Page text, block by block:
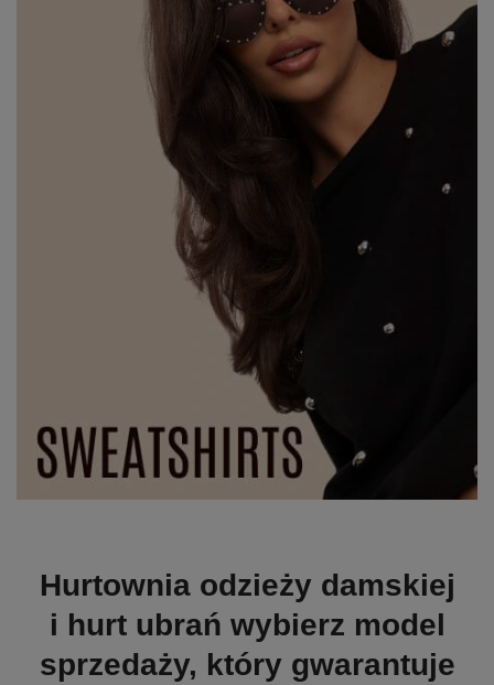
Hurtownia odzieży damskiej
i hurt ubrań wybierz model
sprzedaży, który gwarantuje